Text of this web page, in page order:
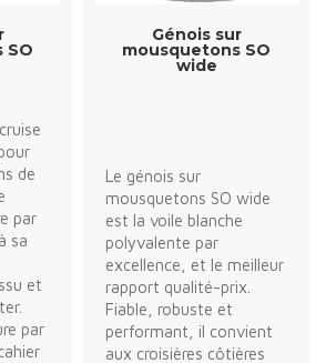
SO
de
par
sa
et
par
Génois sur
mousquetons SO
wide
Le génois sur
mousquetons SO wide
est la voile blanche
polyvalente par
excellence, et le meilleur
rapport qualité-prix.
Fiable, robuste et
performant, il convient
aux croisières côtières